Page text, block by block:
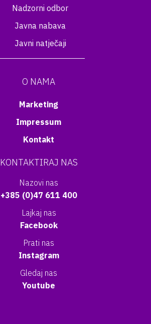
Nadzorni odbor
Javna nabava
Javni natječaji
O NAMA
Marketing
Impressum
Kontakt
KONTAKTIRAJ NAS
Nazovi nas
+385 (0)47 611 400
Lajkaj nas
Facebook
Prati nas
Instagram
Gledaj nas
Youtube